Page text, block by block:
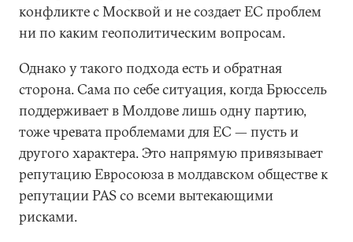
конфликте с Москвой и не создает ЕС проблем
ни по каким геополитическим вопросам.
Однако у такого подхода есть и обратная
сторона. Сама по себе ситуация, когда Брюссель
поддерживает в Молдове лишь одну партию,
тоже чревата проблемами для ЕС — пусть и
другого характера. Это напрямую привязывает
репутацию Евросоюза в молдавском обществе к
репутации PAS со всеми вытекающими
рисками.